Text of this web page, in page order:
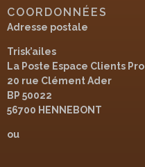
COORDONNÉES
Adresse postale
Trisk’ailes
La Poste Espace Clients Pro
20 rue Clément Ader
BP 50022
56700 HENNEBONT
ou